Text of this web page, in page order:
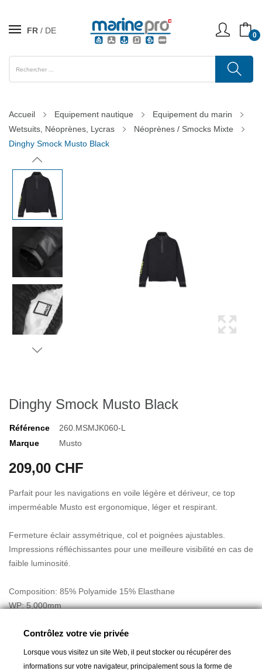
FR DE 0
Accueil Equipement nautique
Equipement du marin
Wetsuits, Néoprènes, Lycras
Néoprènes / Smocks Mixte
Dinghy Smock Musto Black
Dinghy Smock Musto Black
Référence
260.MSMJK060-L
Marque
Musto
209,00 CHF
Parfait pour les navigations en voile légère et dériveur, ce top
imperméable Musto est ergonomique, léger et respirant.
Fermeture éclair assymétrique, col et poignées ajustables.
Impressions réfléchissantes pour une meilleure visibilité en cas de
faible luminosité.
Composition: 85% Polyamide 15% Elasthane
WP: 5,000mm
Contrôlez votre vie privée
Lorsque vous visitez un site Web, il peut stocker ou récupérer des
informations sur votre navigateur, principalement sous la forme de